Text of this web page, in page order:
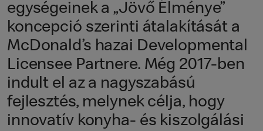
egységeinek a „Jövő Élménye”
koncepció szerinti átalakítását a
McDonald’s hazai Developmental
Licensee Partnere. Még 2017-ben
indult el az a nagyszabású
fejlesztés, melynek célja, hogy
innovatív konyha- és kiszolgálási